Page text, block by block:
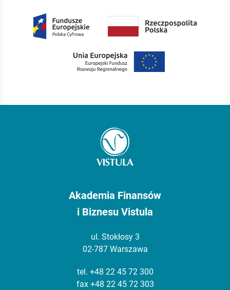
Akademia Finansów
i Biznesu Vistula
ul. Stokłosy 3
02-787 Warszawa
tel. +48 22 45 72 300
fax +48 22 45 72 303